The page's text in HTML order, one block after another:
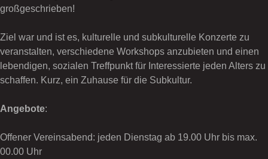
großgeschrieben!
Ziel war und ist es, kulturelle und subkulturelle Konzerte zu
veranstalten, verschiedene Workshops anzubieten und einen
lebendigen, sozialen Treffpunkt für Interessierte jeden Alters zu
schaffen. Kurz, ein Zuhause für die Subkultur.
Angebote:
Offener Vereinsabend: jeden Dienstag ab 19.00 Uhr bis max.
00.00 Uhr